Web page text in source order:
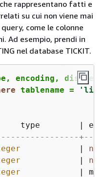
rappresentano fatti e
su cui non viene mai
come le colonne
Ad esempio, prendi in
nel database TICKIT.
tablename =
type
|
|
|
|